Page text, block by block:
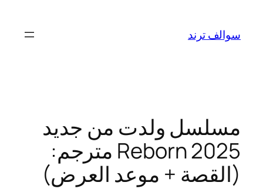
المحتوى
سوالف ترند
مسلسل ولدت من جديد
Reborn 2025 مترجم:
(القصة + موعد العرض)